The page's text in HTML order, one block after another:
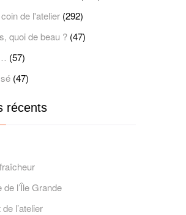
de l'atelier (292)
quoi de beau ? (47)
(57)
(47)
récents
de l’Île Grande
l’atelier